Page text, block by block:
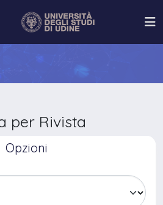
per Rivista
Opzioni